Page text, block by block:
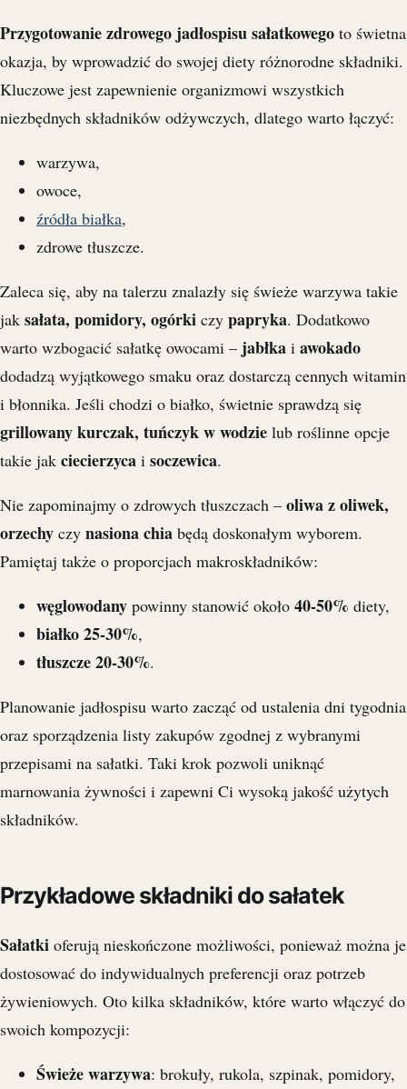
Przygotowanie zdrowego jadłospisu sałatkowego to świetna
okazja, by wprowadzić do swojej diety różnorodne składniki.
Kluczowe jest zapewnienie organizmowi wszystkich
niezbędnych składników odżywczych, dlatego warto łączyć:
warzywa,
owoce,
źródła białka,
zdrowe tłuszcze.
Zaleca się, aby na talerzu znalazły się świeże warzywa takie
jak sałata, pomidory, ogórki czy papryka. Dodatkowo
warto wzbogacić sałatkę owocami – jabłka i awokado
dodadzą wyjątkowego smaku oraz dostarczą cennych witamin
i błonnika. Jeśli chodzi o białko, świetnie sprawdzą się
grillowany kurczak, tuńczyk w wodzie lub roślinne opcje
takie jak ciecierzyca i soczewica.
Nie zapominajmy o zdrowych tłuszczach – oliwa z oliwek,
orzechy czy nasiona chia będą doskonałym wyborem.
Pamiętaj także o proporcjach makroskładników:
węglowodany powinny stanowić około 40-50% diety,
białko25-30%,
tłuszcze20-30%.
Planowanie jadłospisu warto zacząć od ustalenia dni tygodnia
oraz sporządzenia listy zakupów zgodnej z wybranymi
przepisami na sałatki. Taki krok pozwoli uniknąć
marnowania żywności i zapewni Ci wysoką jakość użytych
składników.
Przykładowe składniki do sałatek
Sałatki oferują nieskończone możliwości, ponieważ można je
dostosować do indywidualnych preferencji oraz potrzeb
żywieniowych. Oto kilka składników, które warto włączyć do
swoich kompozycji:
Świeże warzywa: brokuły, rukola, szpinak, pomidory,